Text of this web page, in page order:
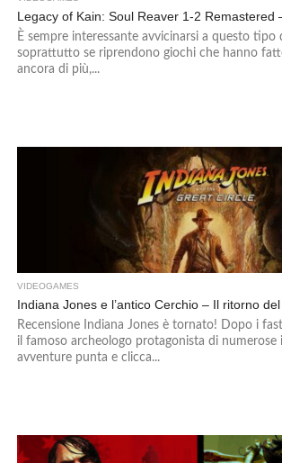
Legacy of Kain: Soul Reaver 1-2 Remastered
È sempre interessante avvicinarsi a questo tipo
soprattutto se riprendono giochi che hanno
ancora di più,...
VIDEOGAMES
Indiana Jones e l’antico Cerchio – Il ritorno
Recensione Indiana Jones è tornato! Dopo i
il famoso archeologo protagonista di numerose
avventure punta e clicca...